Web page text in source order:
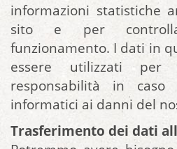
informazioni statistiche
sito e per
funzionamento. I dati in
essere utilizzati per
responsabilità in
informatici ai danni del
Trasferimento dei dati